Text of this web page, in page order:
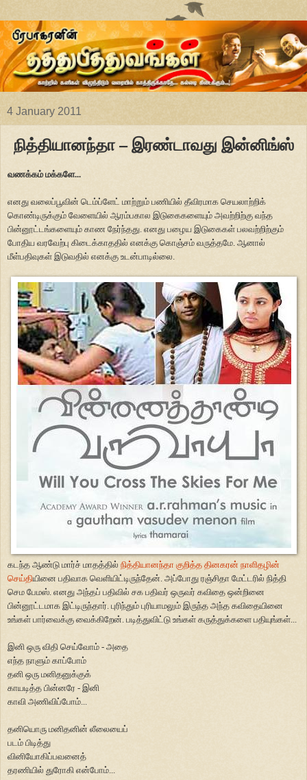
4 January 2011
நித்தியானந்தா – இரண்டாவது இன்னிங்ஸ்
வணக்கம் மக்களே...
எனது வலைப்பூவின் டெம்ப்ளேட் மாற்றும் பணியில் தீவிரமாக செயலாற்றிக்
கொண்டிருக்கும் வேளையில் ஆரம்பகால இடுகைகளையும் அவற்றிற்கு வந்த
பின்னூட்டங்களையும் காண நேர்ந்தது. எனது பழைய இடுகைகள் பலவற்றிற்கும்
போதிய வரவேற்பு கிடைக்காததில் எனக்கு கொஞ்சம் வருத்தமே. ஆனால்
மீள்பதிவுகள் இடுவதில் எனக்கு உடன்பாடில்லை.
கடந்த ஆண்டு மார்ச் மாதத்தில் நித்தியானந்தா குறித்த தினகரன் நாளிதழின்
செய்தியினை பதிவாக வெளியிட்டிருந்தேன். அப்போது ரஞ்சிதா மேட்டரில் நித்தி
செம பேமஸ். எனது அந்தப் பதிவில் சக பதிவர் ஒருவர் கவிதை ஒன்றினை
பின்னூட்டமாக இட்டிருந்தார். புரிந்தும் புரியாமலும் இருந்த அந்த கவிதையினை
உங்கள் பார்வைக்கு வைக்கிறேன். படித்துவிட்டு உங்கள் கருத்துக்களை பதியுங்கள்...
இனி ஒரு விதி செய்வோம் - அதை
எந்த நாளும் காப்போம்
தனி ஒரு மனிதனுக்குக்
காயடித்த பின்னரே - இனி
காவி அணிவிப்போம்...
தனியொரு மனிதனின் லீலையைப்
படம் பிடித்து
வினியோகிப்பவனைத்
தரணியில் துரோகி என்போம்...